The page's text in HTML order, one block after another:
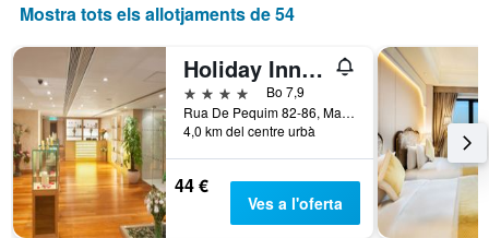
Mostra tots els allotjaments de 54
Holiday Inn Macau By IHG
4 estrelles
Bo 7,9
Rua De Pequim 82-86, Macau
4,0 km del centre urbà
44 €
Ves a l'oferta